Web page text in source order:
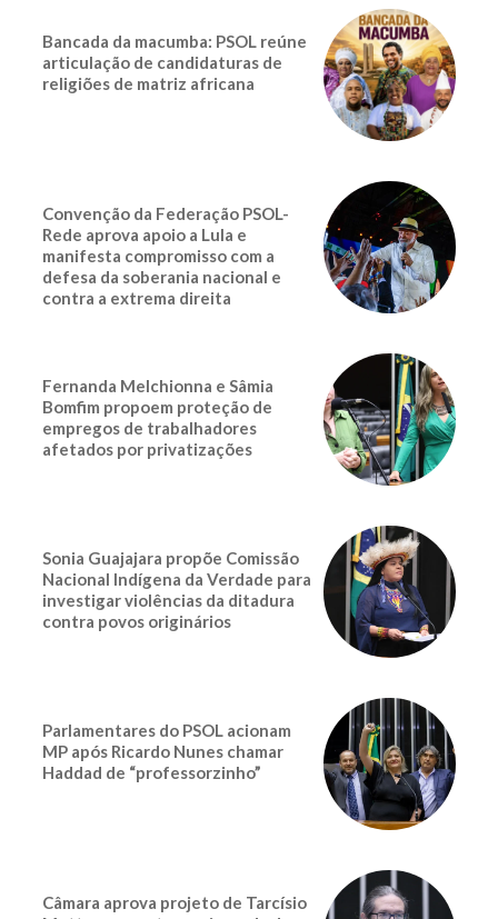
Bancada da macumba: PSOL reúne
articulação de candidaturas de
religiões de matriz africana
Convenção da Federação PSOL-
Rede aprova apoio a Lula e
manifesta compromisso com a
defesa da soberania nacional e
contra a extrema direita
Fernanda Melchionna e Sâmia
Bomfim propoem proteção de
empregos de trabalhadores
afetados por privatizações
Sonia Guajajara propõe Comissão
Nacional Indígena da Verdade para
investigar violências da ditadura
contra povos originários
Parlamentares do PSOL acionam
MP após Ricardo Nunes chamar
Haddad de “professorzinho”
Câmara aprova projeto de Tarcísio